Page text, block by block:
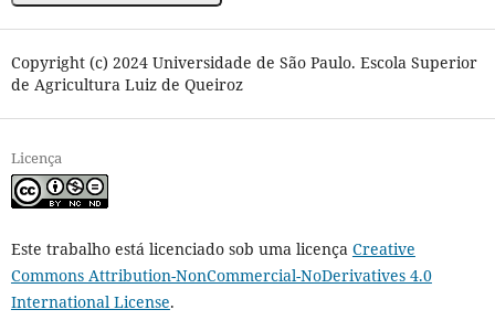
Copyright (c) 2024 Universidade de São Paulo. Escola Superior
de Agricultura Luiz de Queiroz
Licença
Este trabalho está licenciado sob uma licença Creative
Commons Attribution-NonCommercial-NoDerivatives 4.0
International License.